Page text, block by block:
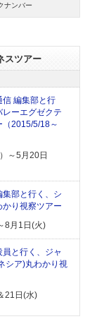
ナンバー
スツアー
信 編集部と行
レーエグゼクテ
（2015/5/18～
～5月20日
集部と行く、シ
かり視察ツアー
8月1日(火)
員と行く、ジャ
シア)丸わかり視
21日(水)